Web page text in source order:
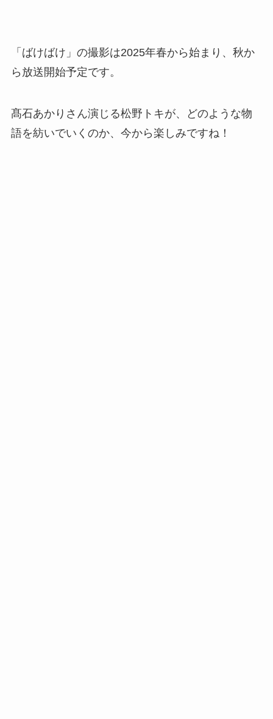
「ばけばけ」の撮影は2025年春から始まり、秋か
ら放送開始予定です。
髙石あかりさん演じる松野トキが、どのような物
語を紡いでいくのか、今から楽しみですね！